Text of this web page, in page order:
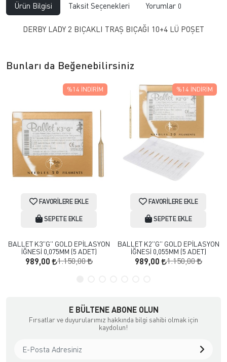
Ürün Bilgisi Taksit Seçenekleri Yorumlar 0
DERBY LADY 2 BIÇAKLI TRAŞ BIÇAĞI 10+4 LÜ POŞET
Bunları da Beğenebilirsiniz
FAVORILERE EKLE
SEPETE EKLE
BALLET K3''G'' GOLD EPİLASYON
İĞNESİ 0,075MM (5 ADET)
989,00 1.150,00
%14 İNDIRIM
FAVORILERE EKLE
SEPETE EKLE
BALLET K2''G'' GOLD EPİLASYON
İĞNESİ 0,055MM (5 ADET)
989,00 1.150,00
%14 İNDIRIM
E BÜLTENE ABONE OLUN
Fırsatlar ve duyurularımız hakkında bilgi sahibi olmak için
kaydolun!